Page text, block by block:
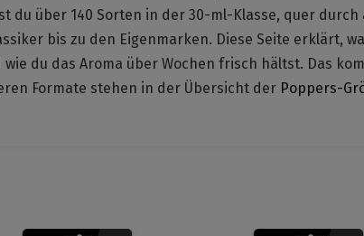
du über 140 Sorten in der 30-ml-Klasse, quer
bis zu den Eigenmarken. Diese Seite erklärt,
du das Aroma über Wochen frisch hältst. Das
Formate stehen in der Übersicht der Poppers-